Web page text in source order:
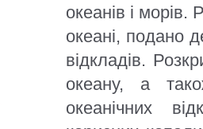
океанів і морів.
океані, подано
відкладів.
океану, а
океанічних